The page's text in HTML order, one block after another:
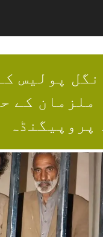
پولیس
ملزمان کے
پروپیگنڈہ